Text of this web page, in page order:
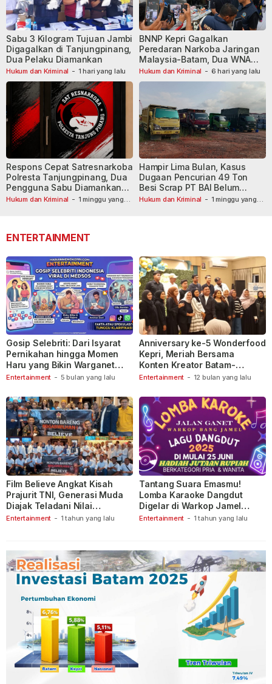
Hukum dan Kriminal - 1 hari yang lalu
Sabu 3 Kilogram Tujuan Jambi
Digagalkan di Tanjungpinang,
Dua Pelaku Diamankan
Hukum dan Kriminal - 6 hari yang lalu
BNNP Kepri Gagalkan
Peredaran Narkoba Jaringan
Malaysia-Batam, Dua WNA
Masih Diburu
Hukum dan Kriminal - 1 minggu yang
Respons Cepat Satresnarkoba
Polresta Tanjungpinang, Dua
Pengguna Sabu Diamankan
Usai Dilaporkan ke Call Center
Hukum dan Kriminal - 1 minggu yang
Hampir Lima Bulan, Kasus
Dugaan Pencurian 49 Ton
Besi Scrap PT BAI Belum
Tetapkan Tersangka
ENTERTAINMENT
Entertainment - 5 bulan yang lalu
Gosip Selebriti: Dari Isyarat
Pernikahan hingga Momen
Haru yang Bikin Warganet
Berspekulasi
Entertainment - 12 bulan yang lalu
Anniversary ke-5 Wonderfood
Kepri, Meriah Bersama
Konten Kreator Batam-
Tanjungpinang
Entertainment - 1 tahun yang lalu
Film Believe Angkat Kisah
Prajurit TNI, Generasi Muda
Diajak Teladani Nilai
Keberanian
Entertainment - 1 tahun yang lalu
Tantang Suara Emasmu!
Lomba Karaoke Dangdut
Digelar di Warkop Jamel
Ganet